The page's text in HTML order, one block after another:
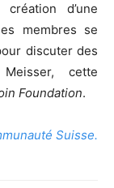
d’une
membres se
discuter des
cette
Foundation.
Suisse.